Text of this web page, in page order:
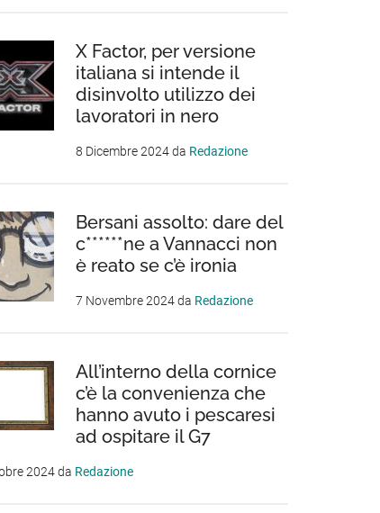
X Factor, per versione
italiana si intende il
disinvolto utilizzo dei
lavoratori in nero
8 Dicembre 2024da Redazione
Bersani assolto: dare del
c******ne a Vannacci non
è reato se c’è ironia
7 Novembre 2024da Redazione
All’interno della cornice
c’è la convenienza che
hanno avuto i pescaresi
ad ospitare il G7
2024da Redazione